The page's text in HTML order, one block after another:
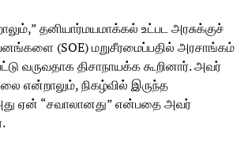
தனியார்மயமாக்கல் உட்பட அரசுக்குச்
(SOE) மறுசீரமைப்பதில் அரசாங்கம்
வருவதாக திசாநாயக்க கூறினார். அவர்
என்றாலும், நிகழ்வில் இருந்த
ஏன் “சவாலானது” என்பதை அவர்